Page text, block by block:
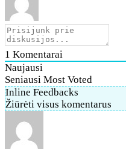
1 Komentarai
Naujausi
Seniausi Most Voted
Inline Feedbacks
Žiūrėti visus komentarus